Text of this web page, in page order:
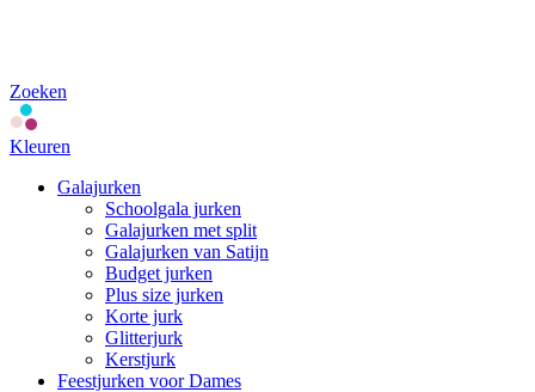
Zoeken
Kleuren
Galajurken
Schoolgala jurken
Galajurken met split
Galajurken van Satijn
Budget jurken
Plus size jurken
Korte jurk
Glitterjurk
Kerstjurk
Feestjurken voor Dames